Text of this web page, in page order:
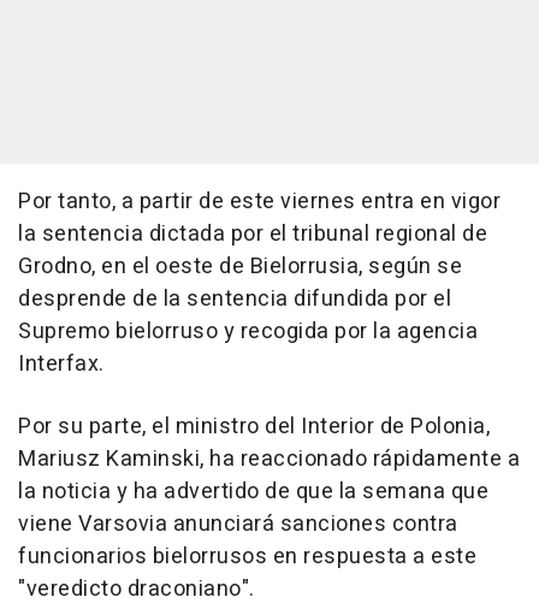
Por tanto, a partir de este viernes entra en vigor
la sentencia dictada por el tribunal regional de
Grodno, en el oeste de Bielorrusia, según se
desprende de la sentencia difundida por el
Supremo bielorruso y recogida por la agencia
Interfax.
Por su parte, el ministro del Interior de Polonia,
Mariusz Kaminski, ha reaccionado rápidamente a
la noticia y ha advertido de que la semana que
viene Varsovia anunciará sanciones contra
funcionarios bielorrusos en respuesta a este
"veredicto draconiano".